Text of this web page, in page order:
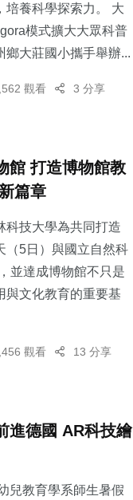
培養科學探索力。 大
模式擴大大眾科普
鄉大莊國小攜手舉辦...
觀看 3 分享
館 打造博物館教
篇章
科技大學為共同打造
（5日）與國立自然科
並達成博物館不只是
與文化教育的重要基
觀看 13 分享
進德國 AR科技繪
兒教育學系師生暑假